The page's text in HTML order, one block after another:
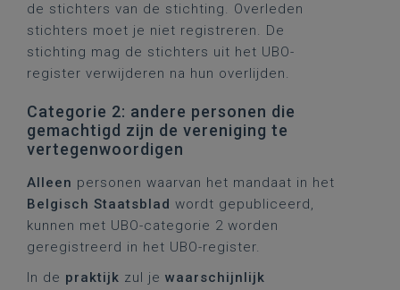
de stichters van de stichting. Overleden
stichters moet je niet registreren. De
stichting mag de stichters uit het UBO-
register verwijderen na hun overlijden.
Categorie 2: andere personen die
gemachtigd zijn de vereniging te
vertegenwoordigen
Alleen personen waarvan het mandaat in het
Belgisch Staatsblad wordt gepubliceerd,
kunnen met UBO-categorie 2 worden
geregistreerd in het UBO-register.
In de praktijk zul je waarschijnlijk